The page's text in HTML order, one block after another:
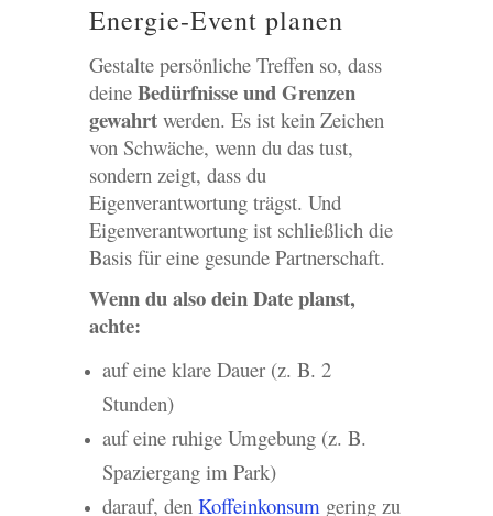
Energie-Event planen
Gestalte persönliche Treffen so, dass
deine Bedürfnisse und Grenzen
gewahrtwerden. Es ist kein Zeichen
von Schwäche, wenn du das tust,
sondern zeigt, dass du
Eigenverantwortung trägst. Und
Eigenverantwortung ist schließlich die
Basis für eine gesunde Partnerschaft.
Wenn du also dein Date planst,
achte:
auf eine klare Dauer (z. B. 2
Stunden)
auf eine ruhige Umgebung (z. B.
Spaziergang im Park)
darauf, den Koffeinkonsum gering zu